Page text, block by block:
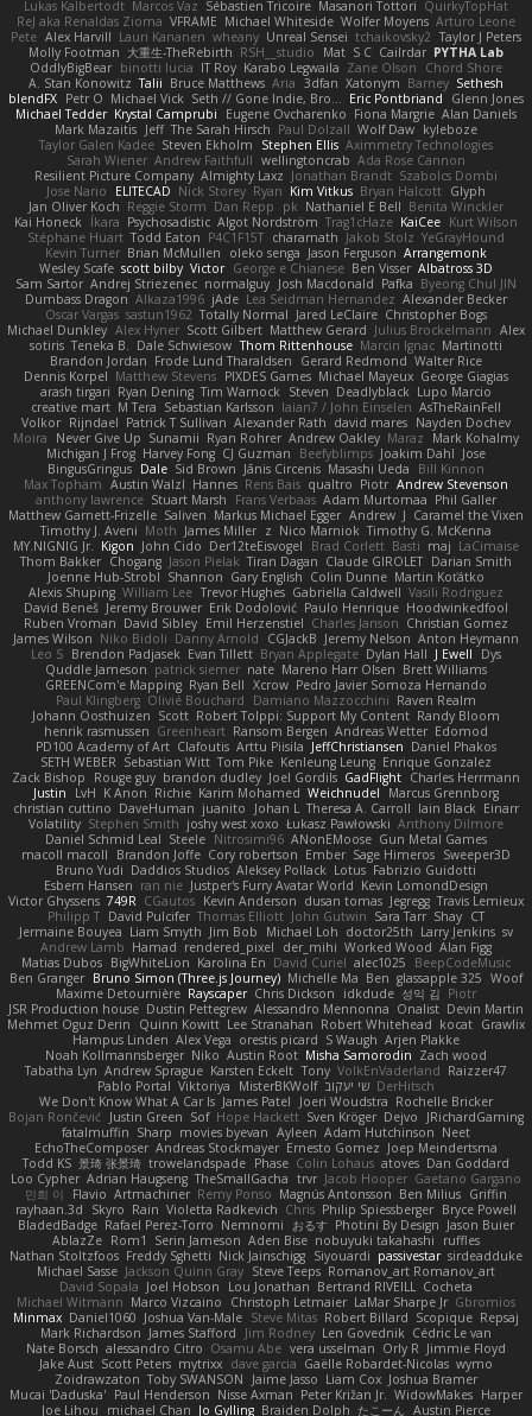
Lukas Kalbertodt Marcos Vaz Sébastien Tricoire Masanori Tottori QuirkyTopHat
ReJ aka Renaldas Zioma VFRAME Michael Whiteside Wolfer Moyens Arturo Leone
Pete Alex Harvill Lauri Kananen wheany Unreal Sensei tchaikovsky2 Taylor J Peters
Molly Footman 大重生-TheRebirth RSH__studio Mat S C Cailrdar PYTHA Lab
OddlyBigBear binotti lucia IT Roy Karabo Legwaila Zane Olson
Chord Shore
A. Stan Konowitz Talii Bruce Matthews Aria 3dfan Xatonym Barney Sethesh
blendFX Petr O Michael Vick Seth // Gone Indie, Bro... Eric Pontbriand
Glenn Jones
Michael Tedder Krystal Camprubi Eugene Ovcharenko Fiona Margrie Alan Daniels
Mark Mazaitis Jeff The Sarah Hirsch Paul Dolzall Wolf Daw kyleboze
Taylor Galen Kadee Steven Ekholm Stephen Ellis Aximmetry Technologies
Sarah Wiener Andrew Faithfull wellingtoncrab Ada Rose Cannon
Resilient Picture Company Almighty Laxz Jonathan Brandt Szabolcs Dombi
Jose Nario
ELITECAD Nick Storey Ryan Kim Vitkus Bryan Halcott Glyph
Jan Oliver Koch Reggie Storm Dan Repp pk Nathaniel E Bell Benita Winckler
Kai Honeck
Íkara Psychosadistic Algot Nordström Trag1cHaze KaiCee Kurt Wilson
Stéphane Huart Todd Eaton P4C1F15T charamath Jakob Stolz YeGrayHound
Kevin Turner Brian McMullen oleko senga Jason Ferguson Arrangemonk
Wesley Scafe scott bilby Victor George e Chianese Ben Visser Albatross 3D
Sam Sartor Andrej Striezenec normalguy Josh Macdonald Pafka Byeong Chul JIN
Dumbass Dragon Alkaza1996 jAde Lea Seidman Hernandez Alexander Becker
Oscar Vargas sastun1962 Totally Normal Jared LeClaire Christopher Bogs
Michael Dunkley Alex Hyner Scott Gilbert Matthew Gerard Julius Brockelmann Alex
sotiris Teneka B. Dale Schwiesow Thom Rittenhouse Marcin Ignac Martinotti
Brandon Jordan Frode Lund Tharaldsen Gerard Redmond Walter Rice
Dennis Korpel Matthew Stevens PIXDES Games Michael Mayeux George Giagias
arash tirgari Ryan Dening Tim Warnock Steven Deadlyblack Lupo Marcio
creative mart M Tera Sebastian Karlsson Iaian7 / John Einselen AsTheRainFell
Volkor Rijndael Patrick T Sullivan Alexander Rath david mares Nayden Dochev
Moira
Never Give Up Sunamii Ryan Rohrer Andrew Oakley Maraz
Mark Kohalmy
Michigan J Frog Harvey Fong CJ Guzman Beefyblimps Joakim Dahl Jose
BingusGringus Dale Sid Brown Jānis Circenis Masashi Ueda
Bill Kinnon
Max Topham Austin Walzl Hannes Rens Bais qualtro Piotr Andrew Stevenson
anthony lawrence Stuart Marsh Frans Verbaas Adam Murtomaa Phil Galler
Matthew Garnett-Frizelle Saliven Markus Michael Egger Andrew J Caramel the Vixen
Timothy J. Aveni Moth James Miller z Nico Marniok Timothy G. McKenna
MY.NIGNIG Jr.
Kigon John Cido Der12teEisvogel Brad Corlett Basti maj LaCimaise
Thom Bakker Chogang Jason Pielak Tiran Dagan Claude GIROLET Darian Smith
Joenne Hub-Strobl Shannon Gary English Colin Dunne Martin Koťátko
Alexis Shuping William Lee Trevor Hughes Gabriella Caldwell Vasili Rodriguez
David Beneš Jeremy Brouwer Erik Dodolović Paulo Henrique Hoodwinkedfool
Ruben Vroman David Sibley Emil Herzenstiel Charles Janson Christian Gomez
James Wilson Niko Bidoli Danny Arnold CGJackB Jeremy Nelson Anton Heymann
Leo S Brendon Padjasek Evan Tillett Bryan Applegate Dylan Hall J Ewell
Dys
Quddle Jameson patrick siemer nate Mareno Harr Olsen Brett Williams
GREENCom'e Mapping Ryan Bell Xcrow Pedro Javier Somoza Hernando
Paul Klingberg Olivié Bouchard Damiano Mazzocchini Raven Realm
Johann Oosthuizen Scott Robert Tolppi: Support My Content Randy Bloom
henrik rasmussen Greenheart Ransom Bergen Andreas Wetter Edomod
PD100 Academy of Art Clafoutis Arttu Piisila JeffChristiansen Daniel Phakos
SETH WEBER Sebastian Witt Tom Pike Kenleung Leung Enrique Gonzalez
Zack Bishop
Rouge guy brandon dudley Joel Gordils GadFlight Charles Herrmann
Justin
LvH K Anon Richie Karim Mohamed Weichnudel
Marcus Grennborg
christian cuttino DaveHuman juanito Johan L Theresa A. Carroll Iain Black Einarr
Volatility Stephen Smith joshy west xoxo Łukasz Pawłowski Anthony Dilmore
Daniel Schmid Leal Steele Nitrosimi96 ANonEMoose Gun Metal Games
macoll macoll
Brandon Joffe Cory robertson Ember Sage Himeros Sweeper3D
Bruno Yudi Daddios Studios Aleksey Pollack Lotus Fabrizio Guidotti
Esbern Hansen ran nie Justper's Furry Avatar World Kevin LomondDesign
Victor Ghyssens 749R CGautos Kevin Anderson dusan tomas Jegregg Travis Lemieux
Philipp T David Pulcifer Thomas Elliott John Gutwin Sara Tarr Shay CT
Jermaine Bouyea Liam Smyth Jim Bob Michael Loh doctor25th Larry Jenkins sv
Andrew Lamb Hamad rendered_pixel der_mihi Worked Wood Alan Figg
Matias Dubos BigWhiteLion Karolina En David Curiel alec1025
BeepCodeMusic
Ben Granger Bruno Simon (Three.js Journey) Michelle Ma Ben glassapple 325 Woof
Maxime Detournière Rayscaper Chris Dickson idkdude 성익 김 Piotr
JSR Production house Dustin Pettegrew Alessandro Mennonna Onalist Devin Martin
Mehmet Oguz Derin
Quinn Kowitt Lee Stranahan Robert Whitehead kocat Grawlix
Hampus Linden Alex Vega orestis picard S Waugh Arjen Plakke
Noah Kollmannsberger Niko Austin Root Misha Samorodin Zach wood
Tabatha Lyn Andrew Sprague Karsten Eckelt Tony VolkEnVaderland Raizzer47
Pablo Portal Viktoriya MisterBKWolf שי יעקוב DerHitsch
We Don't Know What A Car Is James Patel Joeri Woudstra Rochelle Bricker
Bojan Rončević
Justin Green Sof Hope Hackett Sven Kröger Dejvo
JRichardGaming
fatalmuffin Sharp movies byevan Ayleen Adam Hutchinson Neet
EchoTheComposer Andreas Stockmayer Ernesto Gomez Joep Meindertsma
Todd KS 景琦 张景琦 trowelandspade Phase Colin Lohaus atoves Dan Goddard
Loo Cypher Adrian Haugseng TheSmallGacha trvr Jacob Hooper Gaetano Gargano
민희 이
Flavio Artmachiner Remy Ponso Magnús Antonsson Ben Milius Griffin
rayhaan.3d
Skyro Rain Violetta Radkevich Chris Philip Spiessberger Bryce Powell
BladedBadge Rafael Perez-Torro Nemnomi おるす Photini By Design Jason Buier
AblazZe Rom1 Serin Jameson Aden Bise nobuyuki takahashi
ruffles
Nathan Stoltzfoos Freddy Sghetti Nick Jainschigg Siyouardi passivestar sirdeadduke
Michael Sasse Jackson Quinn Gray Steve Teeps Romanov_art Romanov_art
David Sopala Joel Hobson Lou Jonathan Bertrand RIVEILL
Cocheta
Michael Witmann Marco Vizcaino Christoph Letmaier LaMar Sharpe Jr Gbromios
Minmax Daniel1060 Joshua Van-Male Steve Mitas Robert Billard Scopique Repsaj
Mark Richardson James Stafford Jim Rodney Len Govednik Cédric Le van
Nate Borsch alessandro Citro Osamu Abe vera usselman Orly R Jimmie Floyd
Jake Aust Scott Peters mytrixx dave garcia Gaëlle Robardet-Nicolas wymo
Zoidrawzaton Toby SWANSON Jaime Jasso Liam Cox Joshua Bramer
Mucai 'Daduska' Paul Henderson Nisse Axman Peter Križan Jr. WidowMakes Harper
Joe Lihou
michael Chan Jo Gylling Braiden Dolph たこーん Austin Pierce